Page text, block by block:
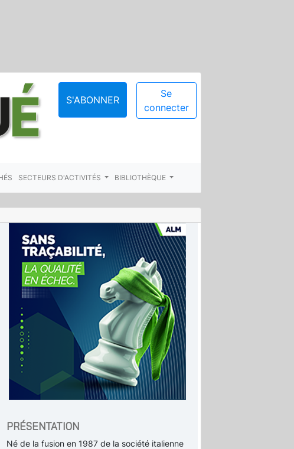
S'ABONNER
Se
connecter
SECTEURS D'ACTIVITÉS BIBLIOTHÈQUE
PRÉSENTATION
Né de la fusion en 1987 de la société italienne